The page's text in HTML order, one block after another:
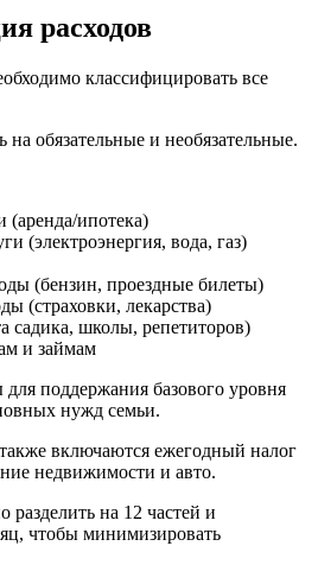
расходов
классифицировать все
обязательные и необязательные.
ипотека)
(электроэнергия, вода, газ)
(бензин, проездные билеты)
(страховки, лекарства)
садика, школы, репетиторов)
и займам
поддержания базового уровня
нужд семьи.
включаются ежегодный налог
недвижимости и авто.
на 12 частей и
чтобы минимизировать